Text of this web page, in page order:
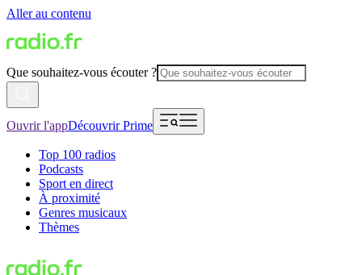
Aller au contenu
Que souhaitez-vous écouter ?
Ouvrir l'appDécouvrir Prime
Top 100 radios
Podcasts
Sport en direct
À proximité
Genres musicaux
Thèmes